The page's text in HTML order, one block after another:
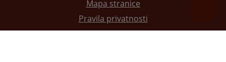
Mapa stranice
Pravila privatnosti